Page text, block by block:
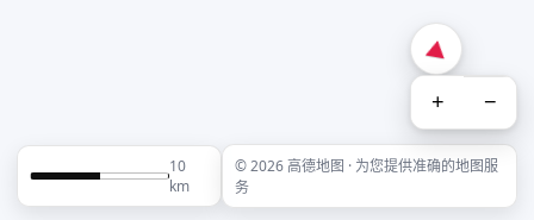
+ −
10
km
© 2026 高德地图 · 为您提供准确的地图服
务